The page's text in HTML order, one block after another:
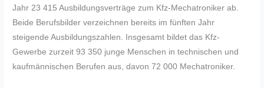
Jahr 23 415 Ausbildungsverträge zum Kfz-Mechatroniker ab.
Beide Berufsbilder verzeichnen bereits im fünften Jahr
steigende Ausbildungszahlen. Insgesamt bildet das Kfz-
Gewerbe zurzeit 93 350 junge Menschen in technischen und
kaufmännischen Berufen aus, davon 72 000 Mechatroniker.